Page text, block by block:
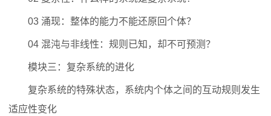
03 涌现：整体的能力不能还原回个体？
04 混沌与非线性：规则已知，却不可预测？
模块三：复杂系统的进化
复杂系统的特殊状态，系统内个体之间的互动规则发生
适应性变化